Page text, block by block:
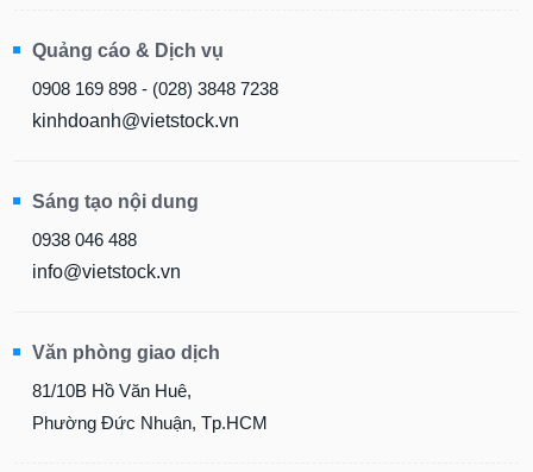
Quảng cáo & Dịch vụ
0908 169 898 - (028) 3848 7238
kinhdoanh@vietstock.vn
Sáng tạo nội dung
0938 046 488
info@vietstock.vn
Văn phòng giao dịch
81/10B Hồ Văn Huê,
Phường Đức Nhuận, Tp.HCM